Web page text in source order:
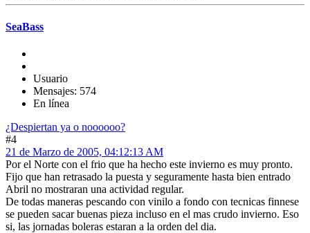
SeaBass
Usuario
Mensajes: 574
En línea
¿Despiertan ya o noooooo?
#4
21 de Marzo de 2005, 04:12:13 AM
Por el Norte con el frio que ha hecho este invierno es muy pronto.
Fijo que han retrasado la puesta y seguramente hasta bien entrado
Abril no mostraran una actividad regular.
De todas maneras pescando con vinilo a fondo con tecnicas finnese
se pueden sacar buenas pieza incluso en el mas crudo invierno. Eso
si, las jornadas boleras estaran a la orden del dia.